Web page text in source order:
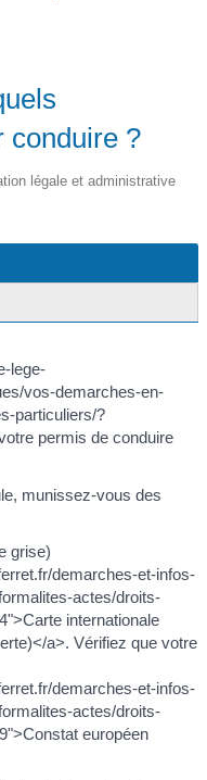
conduire ?
légale et administrative
lege-
vos-demarches-en-
particuliers/?
permis de conduire
munissez-vous des
grise)
demarches-et-infos-
actes/droits-
internationale
a>. Vérifiez que votre
demarches-et-infos-
actes/droits-
européen